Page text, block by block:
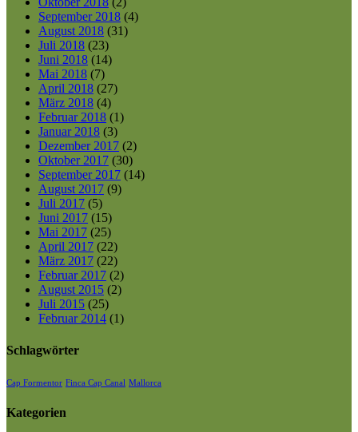
September 2018 (4)
August 2018 (31)
Juli 2018 (23)
Juni 2018 (14)
Mai 2018 (7)
April 2018 (27)
März 2018 (4)
Februar 2018 (1)
Januar 2018 (3)
Dezember 2017 (2)
Oktober 2017 (30)
September 2017 (14)
August 2017 (9)
Juli 2017 (5)
Juni 2017 (15)
Mai 2017 (25)
April 2017 (22)
März 2017 (22)
Februar 2017 (2)
August 2015 (2)
Juli 2015 (25)
Februar 2014 (1)
Schlagwörter
Cap Formentor Finca Cap Canal Mallorca
Kategorien